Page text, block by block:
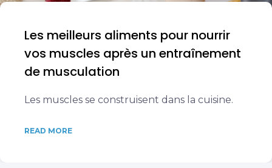
Les meilleurs aliments pour nourrir
vos muscles après un entraînement
de musculation
Les muscles se construisent dans la cuisine.
READ MORE